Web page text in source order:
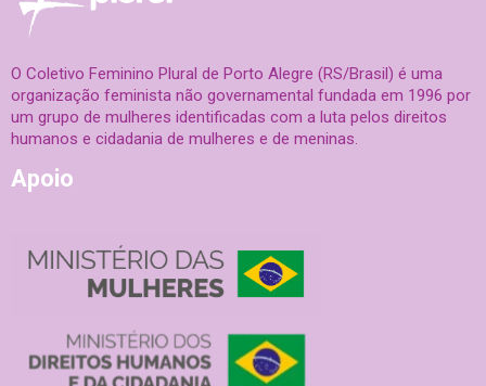
O Coletivo Feminino Plural de Porto Alegre (RS/Brasil) é uma
organização feminista não governamental fundada em 1996 por
um grupo de mulheres identificadas com a luta pelos direitos
humanos e cidadania de mulheres e de meninas.
Apoio